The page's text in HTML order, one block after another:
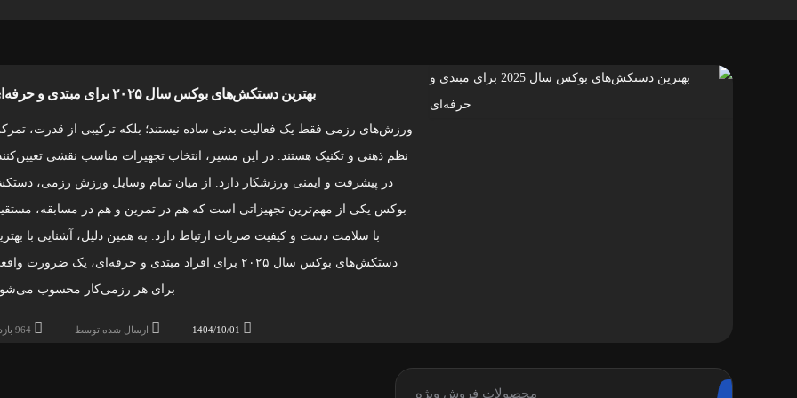
بهترین دستکش‌های بوکس سال ۲۰۲۵ برای مبتدی و حرفه‌ای
ورزش‌های رزمی فقط یک فعالیت بدنی ساده نیستند؛ بلکه ترکیبی از قدرت،
نظم ذهنی و تکنیک هستند. در این مسیر، انتخاب تجهیزات مناسب نقشی
در پیشرفت و ایمنی ورزشکار دارد. از میان تمام وسایل ورزش رزمی،
بوکس یکی از مهم‌ترین تجهیزاتی است که هم در تمرین و هم در مسابقه،
با سلامت دست و کیفیت ضربات ارتباط دارد. به همین دلیل، آشنایی با
دستکش‌های بوکس سال ۲۰۲۵ برای افراد مبتدی و حرفه‌ای، یک ضرورت
برای هر رزمی‌کار محسوب
1404/10/01 ارسال شده توسط 964 بازدید
محصولات فروش ویژه